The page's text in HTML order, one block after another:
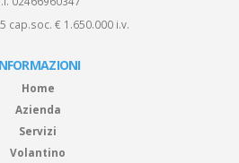
cap.soc. € 1.650.000 i.v.
Home
Azienda
Servizi
Volantino